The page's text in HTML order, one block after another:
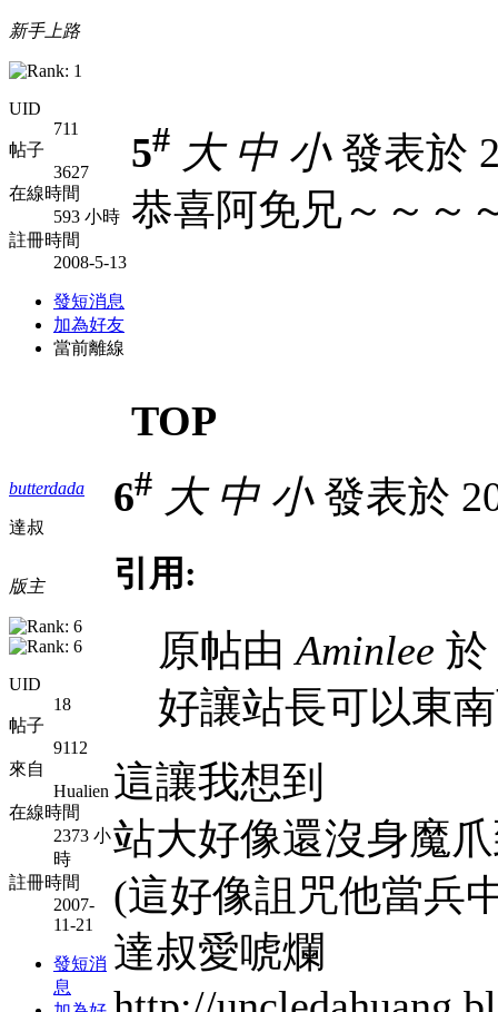
新手上路
UID
711
帖子
3627
在線時間
593 小時
註冊時間
2008-5-13
發短消息
加為好友
當前離線
5# 大 中 小發表於
恭喜阿免兄～～～
TOP
butterdada
達叔
版主
UID
18
帖子
9112
來自
Hualien
在線時間
2373 小
時
註冊時間
2007-
11-21
發短消
息
6# 大 中 小發表於
引用:
原帖由Aminlee 於
好讓站長可以東
這讓我想到
站大好像還沒身魔
(這好像詛咒他當兵
達叔愛唬爛